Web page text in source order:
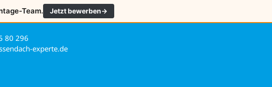
Team. Jetzt bewerben→
80 296
experte.de